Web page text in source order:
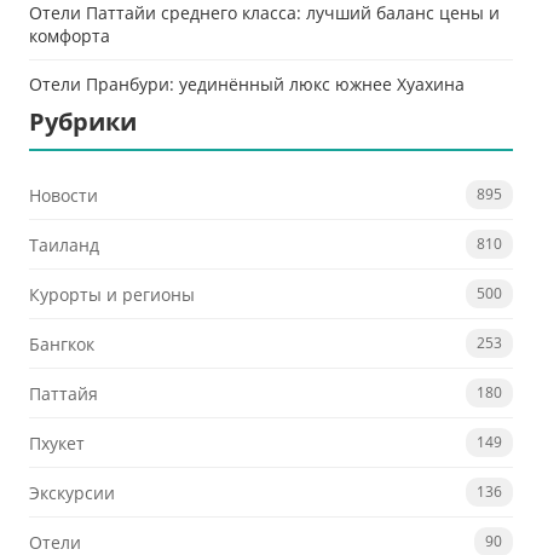
Отели Паттайи среднего класса: лучший баланс цены и
комфорта
Отели Пранбури: уединённый люкс южнее Хуахина
Рубрики
Новости 895
Таиланд 810
Курорты и регионы 500
Бангкок 253
Паттайя 180
Пхукет 149
Экскурсии 136
Отели 90